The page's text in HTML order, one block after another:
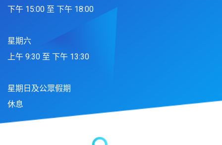
下午 15:00 至 下午 18:00
星期六
上午 9:30 至 下午 13:30
星期日及公眾假期
休息